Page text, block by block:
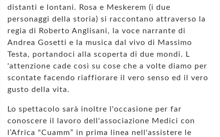
distanti e lontani. Rosa e Meskerem (i due
personaggi della storia) si raccontano attraverso la
regia di Roberto Anglisani, la voce narrante di
Andrea Gosetti e la musica dal vivo di Massimo
Testa, portandoci alla scoperta di due mondi. L
'attenzione cade così su cose che a volte diamo per
scontate facendo riaffiorare il vero senso ed il vero
gusto della vita.
Lo spettacolo sarà inoltre l'occasione per far
conoscere il lavoro dell'associazione Medici con
l’Africa "Cuamm” in prima linea nell'assistere le